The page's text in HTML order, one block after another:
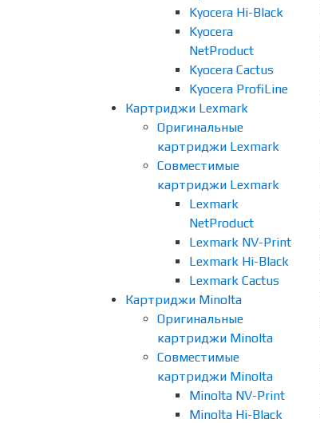
Kyocera Hi-Black
Kyocera
NetProduct
Kyocera Cactus
Kyocera ProfiLine
Картриджи Lexmark
Оригинальные
картриджи Lexmark
Совместимые
картриджи Lexmark
Lexmark
NetProduct
Lexmark NV-Print
Lexmark Hi-Black
Lexmark Cactus
Картриджи Minolta
Оригинальные
картриджи Minolta
Совместимые
картриджи Minolta
Minolta NV-Print
Minolta Hi-Black